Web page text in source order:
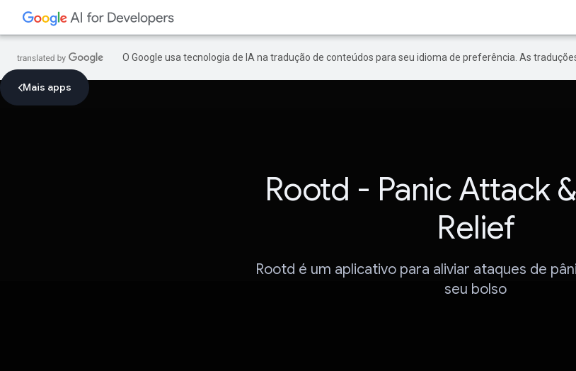
O Google usa tecnologia de IA na tradução de conteúdos para seu idioma de preferência. As
Mais apps
Rootd - Panic Attack
Relief
Rootd é um aplicativo para aliviar ataques de
seu bolso